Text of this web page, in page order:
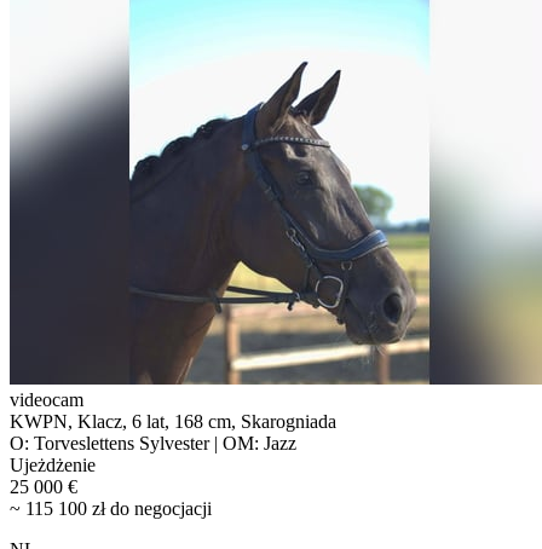
videocam
KWPN, Klacz, 6 lat, 168 cm, Skarogniada
O: Torveslettens Sylvester | OM: Jazz
Ujeżdżenie
25 000 €
~ 115 100 zł do negocjacji